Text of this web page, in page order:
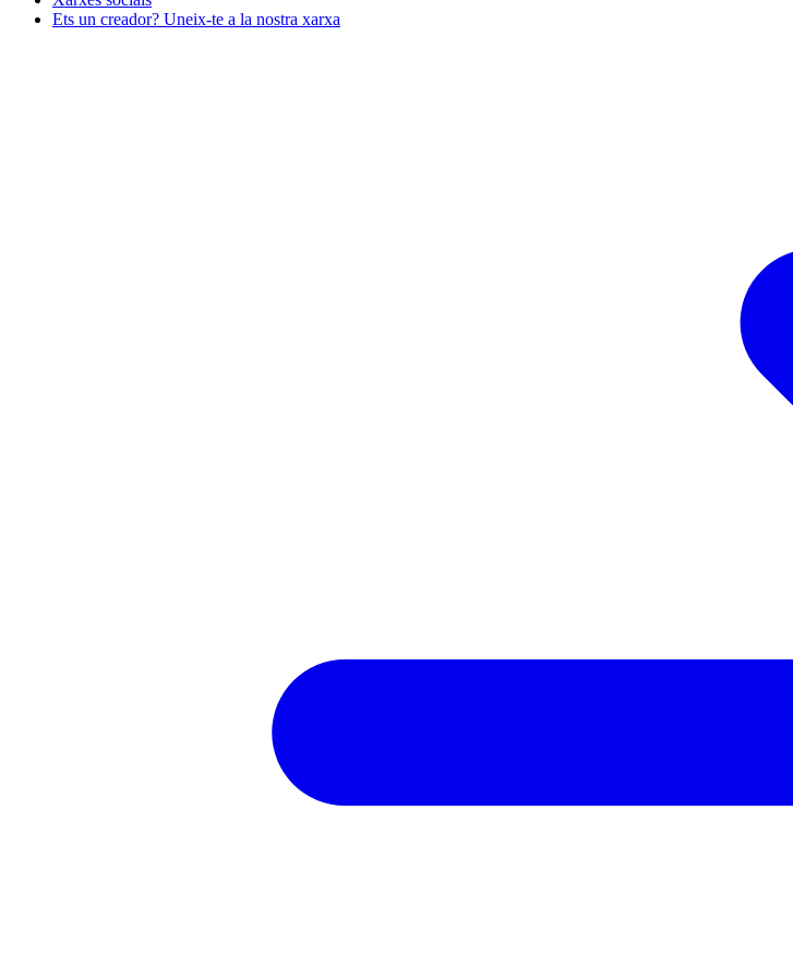
Ets un creador? Uneix-te a la nostra xarxa